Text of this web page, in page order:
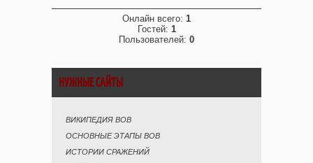
Онлайн всего: 1
Гостей: 1
Пользователей: 0
НУЖНЫЕ САЙТЫ
ВИКИПЕДИЯ ВОВ
ОСНОВНЫЕ ЭТАПЫ ВОВ
ИСТОРИИ СРАЖЕНИЙ